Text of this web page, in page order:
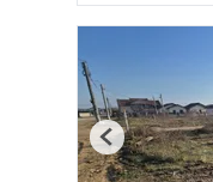
Previous